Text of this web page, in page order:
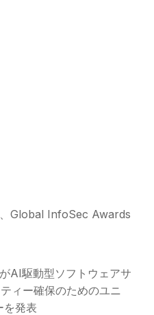
Global InfoSec Awards
AI駆動型ソフトウェアサ
ィー確保のためのユニ
を発表